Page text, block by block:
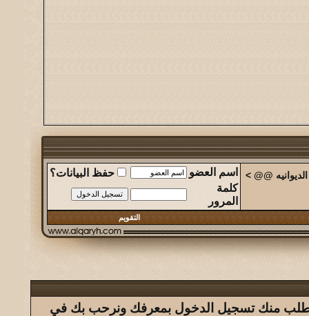
@@
> اسم العضو
حفظ البيانات؟
كلمة
المرور
التقويم
يتطلب منك تسجيل الدخول بمعرفك ونرحب بك في